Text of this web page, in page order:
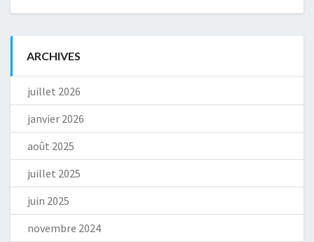
ARCHIVES
juillet 2026
janvier 2026
août 2025
juillet 2025
juin 2025
novembre 2024